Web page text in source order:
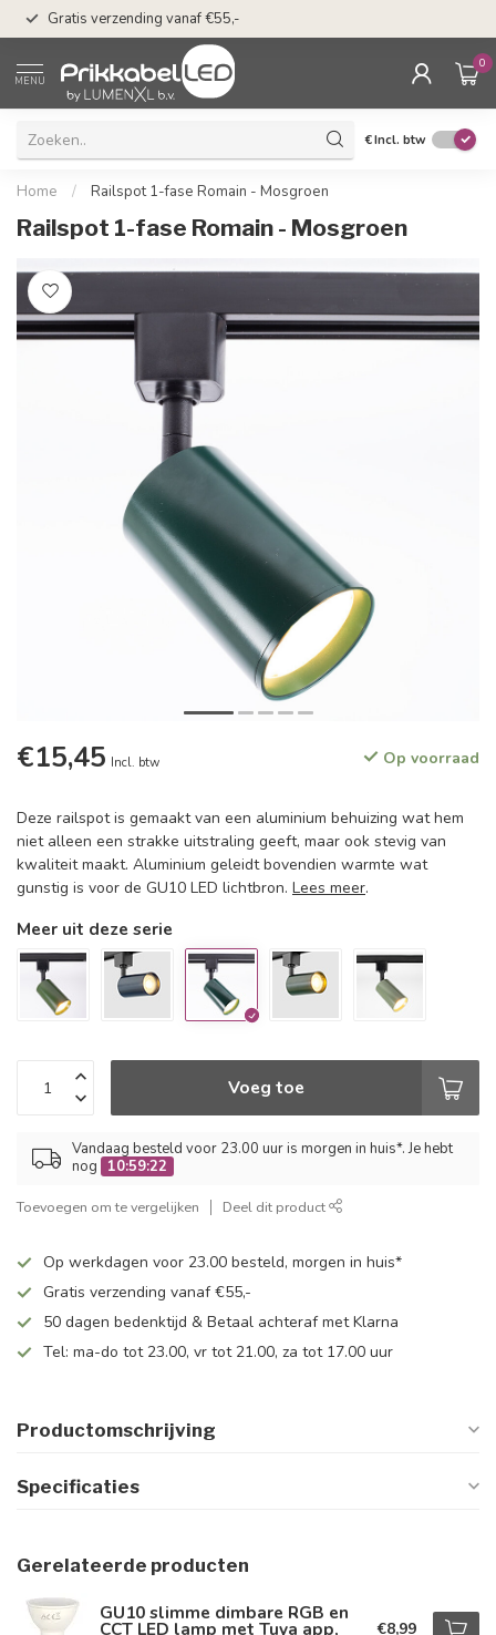
Gratis verzending vanaf €55,-
MENU
0
€Incl. btw
Home / Railspot 1-fase Romain - Mosgroen
Railspot 1-fase Romain - Mosgroen
€15,45 Incl. btw Op voorraad
Deze railspot is gemaakt van een aluminium behuizing wat hem
niet alleen een strakke uitstraling geeft, maar ook stevig van
kwaliteit maakt. Aluminium geleidt bovendien warmte wat
gunstig is voor de GU10 LED lichtbron. Lees meer.
Meer uit deze serie
Voeg toe
Vandaag besteld voor 23.00 uur is morgen in huis*. Je hebt
nog
10:59:22
Toevoegen om te vergelijken Deel dit product
Op werkdagen voor 23.00 besteld, morgen in huis*
Gratis verzending vanaf €55,-
50 dagen bedenktijd & Betaal achteraf met Klarna
Tel: ma-do tot 23.00, vr tot 21.00, za tot 17.00 uur
Productomschrijving
Specificaties
Gerelateerde producten
GU10 slimme dimbare RGB en
CCT LED lamp met Tuya app, €8,99